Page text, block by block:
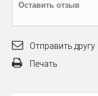
Оставить отзыв
Отправить другу
Печать